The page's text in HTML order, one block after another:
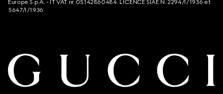
Europe S.p.A. - IT VAT nr 05142860484. LICENCE SIAE N. 2294/I/1936 et
5647/I/1936